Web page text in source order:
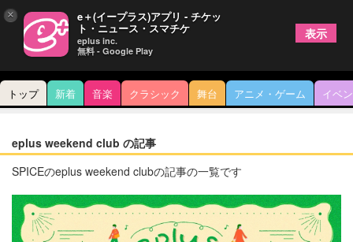
トップ 新着 音楽 クラシック 舞台 アニメ・ゲーム イベ
eplus weekend club の記事
SPICEのeplus weekend clubの記事の一覧です
× e＋(イープラス)アプリ - チケッ
ト・ニュース・スマチケ
eplus inc.
無料 - Google Play
表示